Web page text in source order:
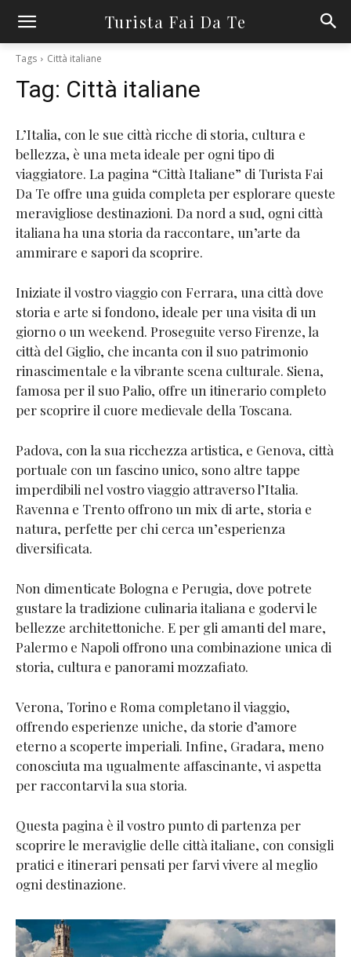
Turista Fai Da Te
Tags Città italiane
Tag: Città italiane
L’Italia, con le sue città ricche di storia, cultura e
bellezza, è una meta ideale per ogni tipo di
viaggiatore. La pagina “Città Italiane” di Turista Fai
Da Te offre una guida completa per esplorare queste
meravigliose destinazioni. Da nord a sud, ogni città
italiana ha una storia da raccontare, un’arte da
ammirare e sapori da scoprire.
Iniziate il vostro viaggio con Ferrara, una città dove
storia e arte si fondono, ideale per una visita di un
giorno o un weekend​​. Proseguite verso Firenze, la
città del Giglio, che incanta con il suo patrimonio
rinascimentale e la vibrante scena culturale​​. Siena,
famosa per il suo Palio, offre un itinerario completo
per scoprire il cuore medievale della Toscana​​.
Padova, con la sua ricchezza artistica, e Genova, città
portuale con un fascino unico, sono altre tappe
imperdibili nel vostro viaggio attraverso l’Italia​​.
Ravenna e Trento offrono un mix di arte, storia e
natura, perfette per chi cerca un’esperienza
diversificata​​.
Non dimenticate Bologna e Perugia, dove potrete
gustare la tradizione culinaria italiana e godervi le
bellezze architettoniche​​. E per gli amanti del mare,
Palermo e Napoli offrono una combinazione unica di
storia, cultura e panorami mozzafiato​​.
Verona, Torino e Roma completano il viaggio,
offrendo esperienze uniche, da storie d’amore
eterno a scoperte imperiali​​​​​​. Infine, Gradara, meno
conosciuta ma ugualmente affascinante, vi aspetta
per raccontarvi la sua storia​​.
Questa pagina è il vostro punto di partenza per
scoprire le meraviglie delle città italiane, con consigli
pratici e itinerari pensati per farvi vivere al meglio
ogni destinazione.